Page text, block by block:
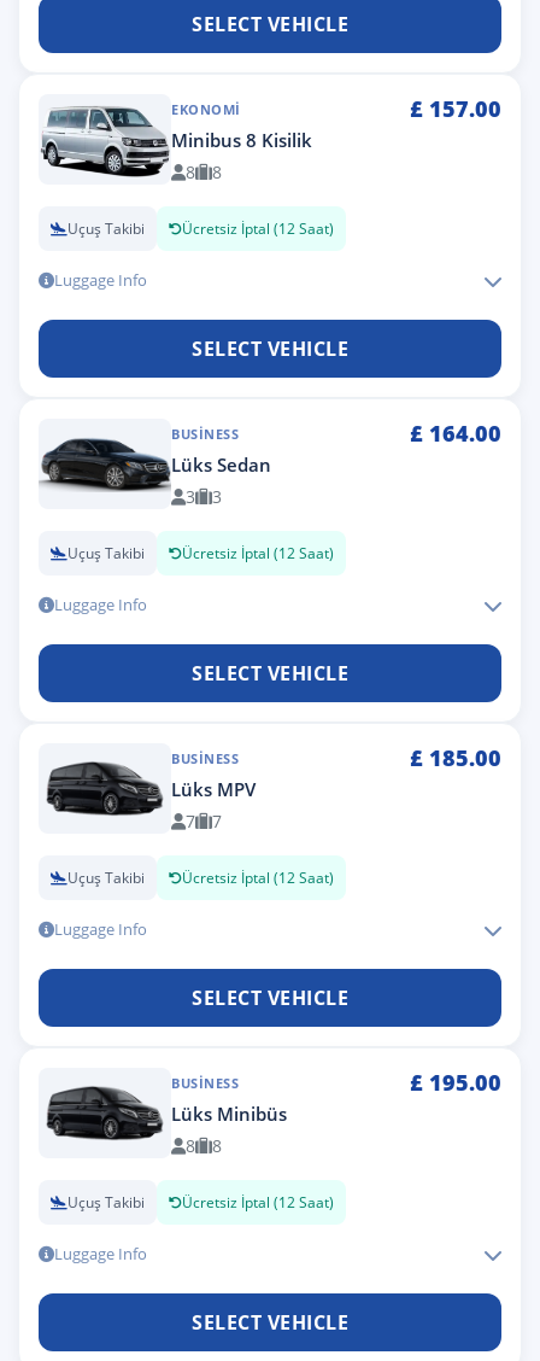
SELECT VEHICLE
EKONOMI £ 157.00
Minibus 8 Kisilik
8 8
Uçuş Takibi Ücretsiz İptal (12 Saat)
Luggage Info
SELECT VEHICLE
BUSINESS £ 164.00
Lüks Sedan
3 3
Uçuş Takibi Ücretsiz İptal (12 Saat)
Luggage Info
SELECT VEHICLE
BUSINESS £ 185.00
Lüks MPV
7 7
Uçuş Takibi Ücretsiz İptal (12 Saat)
Luggage Info
SELECT VEHICLE
BUSINESS £ 195.00
Lüks Minibüs
8 8
Uçuş Takibi Ücretsiz İptal (12 Saat)
Luggage Info
SELECT VEHICLE